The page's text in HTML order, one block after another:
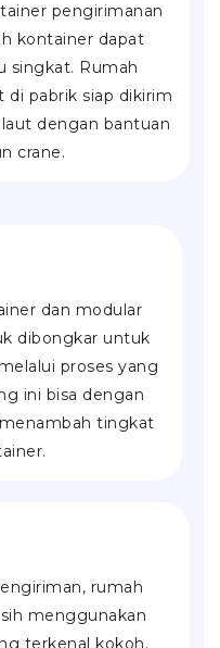
pengirimanan
kontainer dapat
singkat. Rumah
pabrik siap dikirim
dengan bantuan
crane.
dan modular
dibongkar untuk
proses yang
ini bisa dengan
tingkat
rumah
menggunakan
terkenal kokoh.